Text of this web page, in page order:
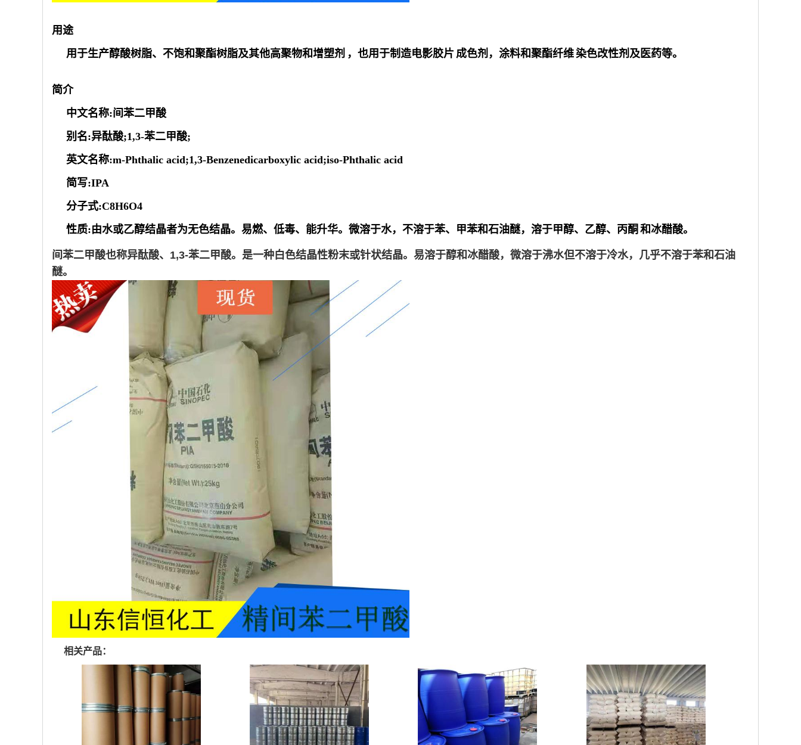
用途
用于生产醇酸树脂、不饱和聚酯树脂及其他高聚物和增塑剂 ，也用于制造电影胶片 成色剂，涂料和聚酯纤维染色改性剂及医药等。
简介
中文名称:间苯二甲酸
别名:异酞酸;1,3-苯二甲酸;
英文名称:m-Phthalic acid;1,3-Benzenedicarboxylic acid;iso-Phthalic acid
简写:IPA
分子式:C8H6O4
性质:由水或乙醇结晶者为无色结晶。易燃、低毒、能升华。微溶于水，不溶于苯、甲苯和石油醚，溶于甲醇、乙醇、 丙酮和冰醋酸。
间苯二甲酸也称异酞酸、1,3-苯二甲酸。是一种白色结晶性粉末或针状结晶。易溶于醇和冰醋酸，微溶于沸水但不溶于冷水，几乎不溶于苯和石油
醚。
相关产品：